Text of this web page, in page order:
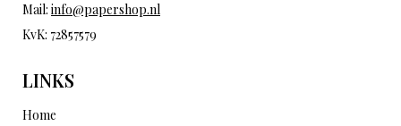
Mail: info@papershop.nl
KvK: 72857579
LINKS
Home